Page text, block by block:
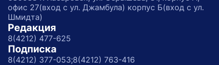
офис 27(вход с ул. Джамбула) корпус Б(вход с ул.
Шмидта)
Редакция
8(4212) 477-625
Подписка
8(4212) 377-053;8(4212) 763-416